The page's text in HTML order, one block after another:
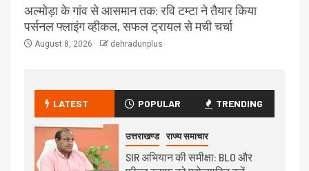
अल्मोड़ा के गांव से आसमान तक: रवि टम्टा ने तैयार किया
पर्सनल फ्लाइंग व्हीकल, सफल ट्रायल से मची चर्चा
August 8, 2026 dehradunplus
LATEST POPULAR TRENDING
उत्तराखण्ड राज्य समाचार
SIR अभियान की समीक्षा: BLO और